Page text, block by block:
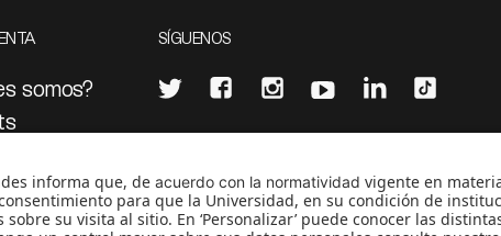
somos?
070
SÍGUENOS
CONTÁCTANOS
cerosetenta@uniandes.edu.co